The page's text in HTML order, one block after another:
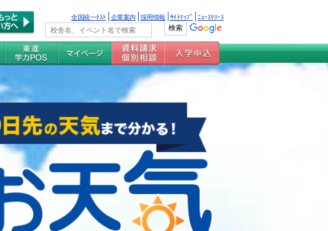
全国統一ﾃｽﾄ 企業案内 採用情報 ｻｲﾄﾏｯﾌﾟ ﾆｭｰｽﾘﾘｰｽ